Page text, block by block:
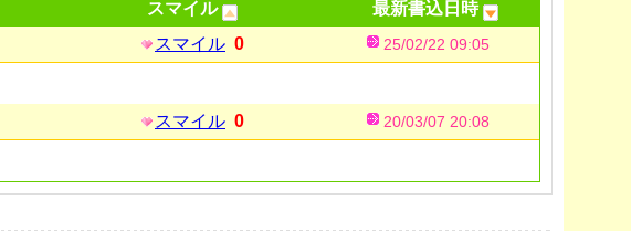
スマイル
最新書込日時
スマイル 0 25/02/22 09:05
スマイル 0 20/03/07 20:08